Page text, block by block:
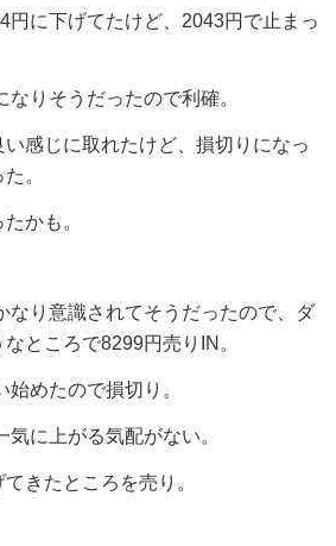
円に下げてたけど、2043円で止まっ
りそうだったので利確。
感じに取れたけど、損切りになっ
。
かも。
なり意識されてそうだったので、ダ
ところで8299円売りIN。
めたので損切り。
に上がる気配がない。
きたところを売り。